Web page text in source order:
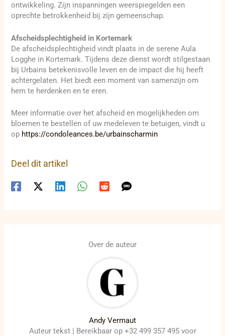
ontwikkeling. Zijn inspanningen weerspiegelden een
oprechte betrokkenheid bij zijn gemeenschap.
Afscheidsplechtigheid in Kortemark
De afscheidsplechtigheid vindt plaats in de serene Aula
Logghe in Kortemark. Tijdens deze dienst wordt stilgestaan
bij Urbains betekenisvolle leven en de impact die hij heeft
achtergelaten. Het biedt een moment van samenzijn om
hem te herdenken en te eren.
Meer informatie over het afscheid en mogelijkheden om
bloemen te bestellen of uw medeleven te betuigen, vindt u
op https://condoleances.be/urbainscharmin
Deel dit artikel
Over de auteur
Andy Vermaut
Auteur tekst | Bereikbaar op +32 499 357 495 voor